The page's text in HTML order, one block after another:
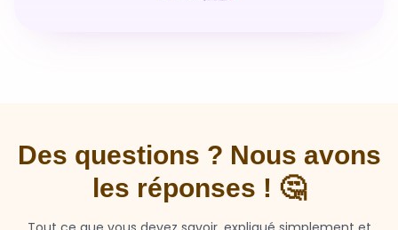
Des questions ? Nous avons
les réponses ! 🤔